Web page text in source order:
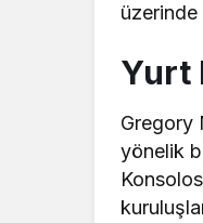
üzerinde
Yurt
Gregory
yönelik